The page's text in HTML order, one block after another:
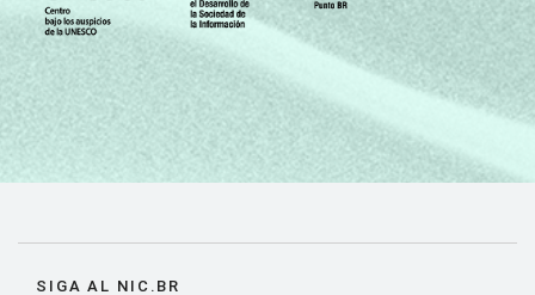
SIGA AL NIC.BR